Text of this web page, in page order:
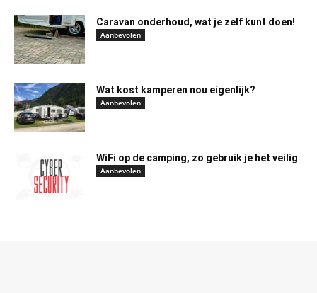
Caravan onderhoud, wat je zelf kunt doen!
Aanbevolen
Wat kost kamperen nou eigenlijk?
Aanbevolen
WiFi op de camping, zo gebruik je het veilig
Aanbevolen